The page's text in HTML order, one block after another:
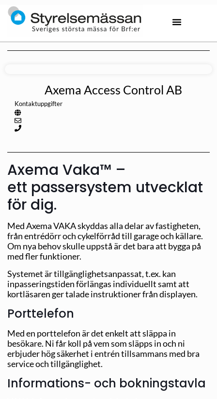
Axema Access Control AB
Kontaktuppgifter
Axema Vaka™ –
ett passersystem utvecklat
för dig.
Med Axema VAKA skyddas alla delar av fastigheten,
från entrédörr och cykelförråd till garage och källare.
Om nya behov skulle uppstå är det bara att bygga på
med fler funktioner.
Systemet är tillgänglighetsanpassat, t.ex. kan
inpasseringstiden förlängas individuellt samt att
kortläsaren ger talade instruktioner från displayen.
Porttelefon
Med en porttelefon är det enkelt att släppa in
besökare. Ni får koll på vem som släpps in och ni
erbjuder hög säkerhet i entrén tillsammans med bra
service och tillgänglighet.
Informations- och bokningstavla